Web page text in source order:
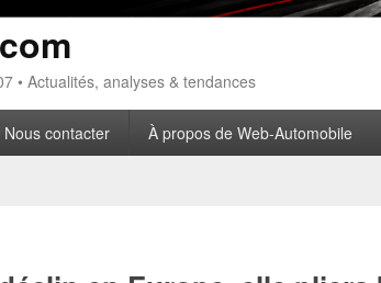
• Actualités, analyses & tendances
Nous contacter À propos de Web-Automobile